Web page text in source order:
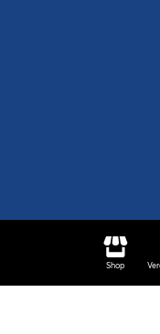
Shop